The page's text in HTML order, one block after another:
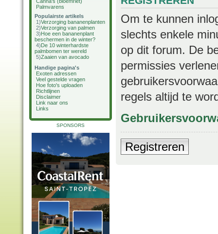
Palmvarens
Populairste artikels
1)Verzorging bananenplanten
2)Verzorging van palmen
3)Hoe een bananenplant
beschermen in de winter?
4)De 10 winterhardste
palmbomen ter wereld
5)Zaaien van avocado
Handige pagina's
Exoten adressen
Veel gestelde vragen
Hoe foto's uploaden
Richtlijnen
Disclaimer
Link naar ons
Links
SPONSORS
Om te kunnen
slechts enkele
op dit forum. De
permissies
regels altijd te
Registreren